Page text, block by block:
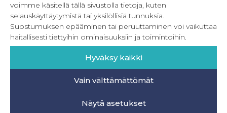
voimme käsitellä tällä sivustolla tietoja, kuten
selauskäyttäytymistä tai yksilöllisiä tunnuksia.
Suostumuksen epääminen tai peruuttaminen voi vaikuttaa
haitallisesti tiettyihin ominaisuuksiin ja toimintoihin.
Hyväksy kaikki
Vain välttämättömät
Näytä asetukset
22,90€